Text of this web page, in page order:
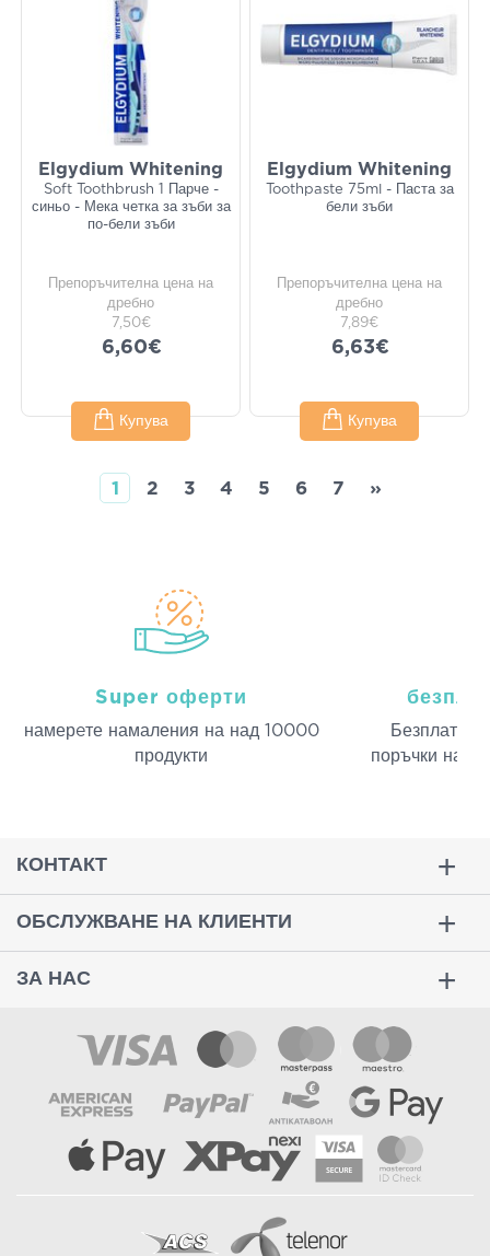
Elgydium Whitening
Soft Toothbrush 1 Парче -
синьо - Мека четка за зъби за
по-бели зъби
Препоръчителна цена на
дребно
7,50€
6,60€
Купува
Elgydium Whitening
Toothpaste 75ml - Паста за
бели зъби
Препоръчителна цена на
дребно
7,89€
6,63€
Купува
1 2 3 4 5 6 7 »
Super оферти
намерeте намаления на над 10000
продукти
Безплатна
поръчки над
КОНТАКТ
ОБСЛУЖВАНЕ НА КЛИЕНТИ
ЗА НАС